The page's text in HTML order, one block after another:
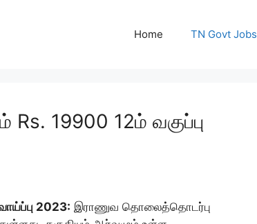
Home TN Govt Jobs
19900 12ம் வகுப்பு
2023: இராணுவ தொலைத்தொடர்பு